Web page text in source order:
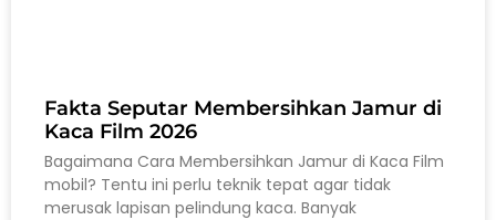
Fakta Seputar Membersihkan Jamur di
Kaca Film 2026
Bagaimana Cara Membersihkan Jamur di Kaca Film
mobil? Tentu ini perlu teknik tepat agar tidak
merusak lapisan pelindung kaca. Banyak